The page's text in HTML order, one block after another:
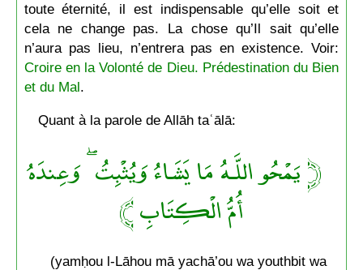
toute éternité, il est indispensable qu’elle soit et
cela ne change pas. La chose qu’Il sait qu’elle
n’aura pas lieu, n’entrera pas en existence. Voir:
Croire en la Volonté de Dieu. Prédestination du Bien
et du Mal.
Quant à la parole de Allāh taʿālā:
﴿ يَمْحُو اللَّـهُ مَا يَشَاءُ وَيُثْبِتُ ۖ وَعِندَهُ
أُمُّ الْكِتَابِ ﴾
(yamḥou l-Lāhou mā yachā’ou wa youthbit wa